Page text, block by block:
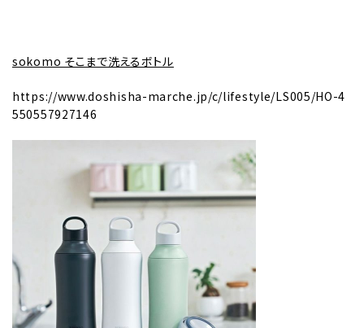
sokomo そこまで洗えるボトル
https://www.doshisha-marche.jp/c/lifestyle/LS005/HO-4
550557927146